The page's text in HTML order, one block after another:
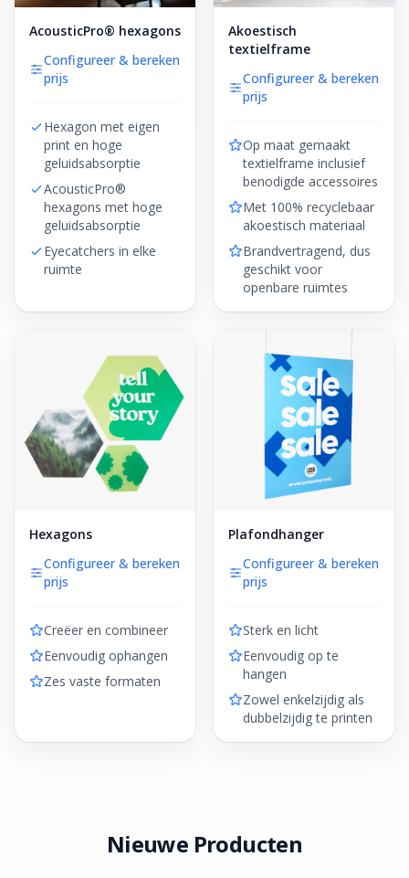
AcousticPro® hexagons
Configureer & bereken
prijs
Hexagon met eigen
print en hoge
geluidsabsorptie
AcousticPro®
hexagons met hoge
geluidsabsorptie
Eyecatchers in elke
ruimte
Akoestisch
textielframe
Configureer & bereken
prijs
Op maat gemaakt
textielframe inclusief
benodigde accessoires
Met 100% recyclebaar
akoestisch materiaal
Brandvertragend, dus
geschikt voor
openbare ruimtes
Hexagons
Configureer & bereken
prijs
Creëer en combineer
Eenvoudig ophangen
Zes vaste formaten
Plafondhanger
Configureer & bereken
prijs
Sterk en licht
Eenvoudig op te
hangen
Zowel enkelzijdig als
dubbelzijdig te printen
Nieuwe Producten